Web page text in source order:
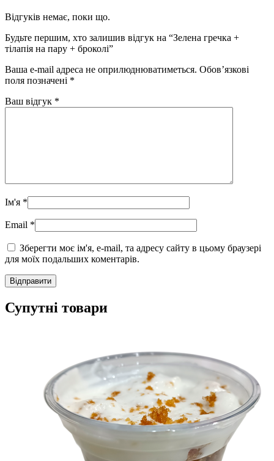
Відгуків немає, поки що.
Будьте першим, хто залишив відгук на “Зелена гречка +
тілапія на пару + броколі”
Ваша e-mail адреса не оприлюднюватиметься. Обов’язкові
поля позначені *
Ваш відгук *
Ім'я *
Email *
Зберегти моє ім'я, e-mail, та адресу сайту в цьому браузері
для моїх подальших коментарів.
Супутні товари